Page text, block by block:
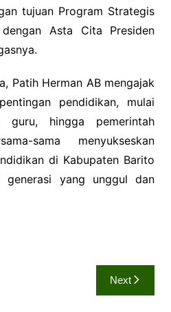
tujuan Program Strategis
Asta Cita Presiden
Patih Herman AB mengajak
pendidikan, mulai
guru, hingga pemerintah
sama menyukseskan
di Kabupaten Barito
generasi yang unggul dan
Next